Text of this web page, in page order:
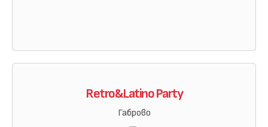
Retro&Latino Party
Габрово